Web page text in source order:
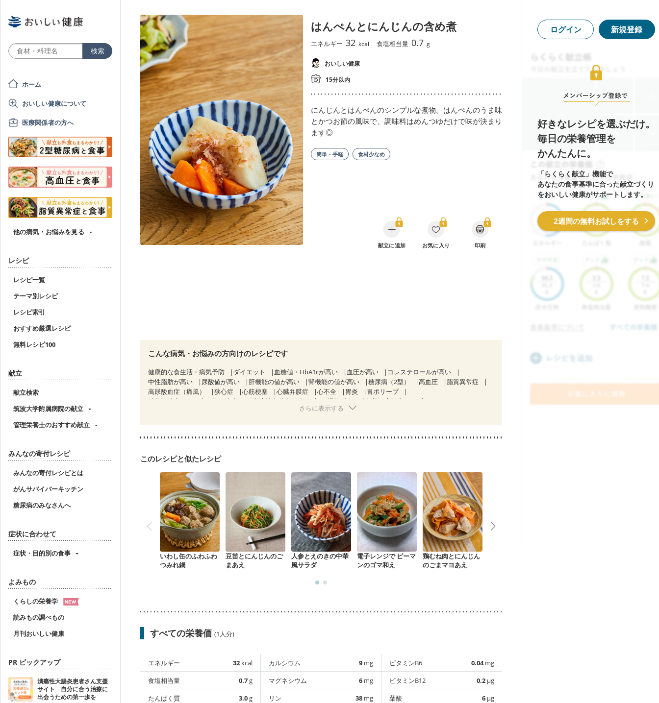
ホーム
おいしい健康について
医療関係者の方へ
他の病気・お悩みを見る
レシピ
レシピ一覧
テーマ別レシピ
レシピ索引
おすすめ厳選レシピ
無料レシピ100
献立
献立検索
筑波大学附属病院の献立
管理栄養士のおすすめ献立
みんなの寄付レシピ
みんなの寄付レシピとは
がんサバイバーキッチン
糖尿病のみなさんへ
症状に合わせて
症状・目的別の食事
よみもの
くらしの栄養学
読みもの調べもの
月刊おいしい健康
PR ピックアップ
潰瘍性大腸炎患者さん支援
サイト 自分に合う治療に
出会うための第一歩を
はんぺんとにんじんの含め煮
エネルギー 32 kcal 食塩相当量 0.7 g
おいしい健康
15分以内
にんじんとはんぺんのシンプルな煮物。はんぺんのうま味
とかつお節の風味で、調味料はめんつゆだけで味が決まり
ます◎
簡単・手軽 食材少なめ
献立に追加 お気に入り 印刷
こんな病気・お悩みの方向けのレシピです
健康的な食生活・病気予防 ダイエット 血糖値・HbA1cが高い 血圧が高い
コレステロールが高い
中性脂肪が高い
尿酸値が高い 肝機能の値が高い 腎機能の値が高い 糖尿病（2型） 高血圧
脂質異常症
高尿酸血症（痛風）
狭心症 心筋梗塞 心臓弁膜症 心不全 胃炎
胃ポリープ
消化性潰瘍（胃・十二指腸潰瘍）
逆流性食道炎 胆石症 慢性膵炎（移行期・寛解期）
痔
糖尿病性腎症（第１期）
乳がん治療を終えた方・経過観察中の方など
胃がん（抗がん剤治療中）
胃がん治療を終えた方・経過観察中の方
飲み込みにくい
食欲がない
産後（母乳）
産後（ミルク） 骨折 関節リウマチ
フレイル（年齢に合わせた体作り）
ニキビ・肌荒れ 妊活中 更年期
さらに表示する
このレシピと似たレシピ
いわし缶のふわふわ
つみれ鍋
豆苗とにんじんのご
まあえ
人参とえのきの中華
風サラダ
電子レンジで ピーマ
ンのゴマ和え
鶏むね肉とにんじん
のごまマヨあえ
すべての栄養価 (1人分)
エネルギー 32 kcal
食塩相当量
0.7g
たんぱく質
3.0g
カルシウム 9 mg
マグネシウム
6 mg
リン
38 mg
ビタミンB6 0.04mg
ビタミンB12
0.2 µg
葉酸
6 µg
ログイン 新規登録
好きなレシピを選ぶだけ。
毎日の栄養管理を
かんたんに。
「らくらく献立」機能で
あなたの食事基準に合った献立づくり
をおいしい健康がサポートします。
2週間の無料お試しをする